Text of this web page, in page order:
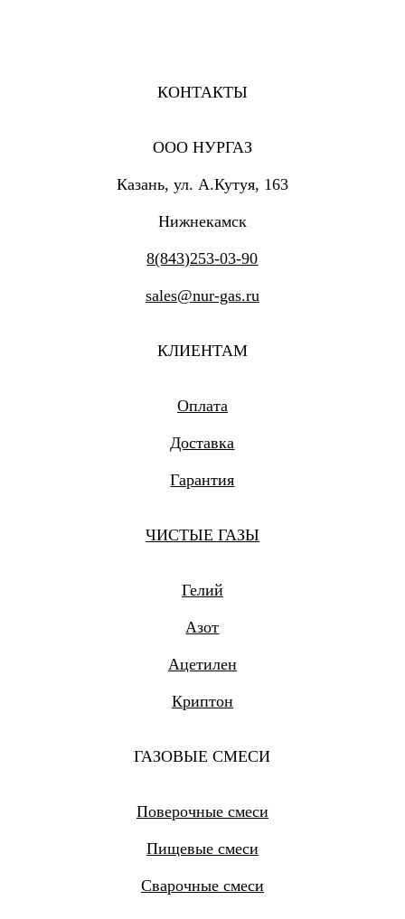
КОНТАКТЫ
ООО НУРГАЗ
Казань, ул. А.Кутуя, 163
Нижнекамск
8(843)253-03-90
sales@nur-gas.ru
КЛИЕНТАМ
Оплата
Доставка
Гарантия
ЧИСТЫЕ ГАЗЫ
Гелий
Азот
Ацетилен
Криптон
ГАЗОВЫЕ СМЕСИ
Поверочные смеси
Пищевые смеси
Сварочные смеси